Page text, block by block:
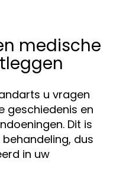
medische
u vragen
geschiedenis en
Dit is
dus
in uw